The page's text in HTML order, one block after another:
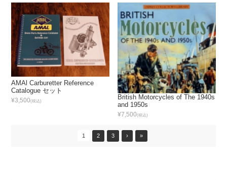
AMAl Carburetter Reference
Catalogue セット
¥3,500(税込)
British Motorcycles of The 1940s
and 1950s
¥7,500(税込)
1 2 3 › »